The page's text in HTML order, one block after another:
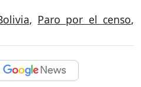
, Paro por el censo,